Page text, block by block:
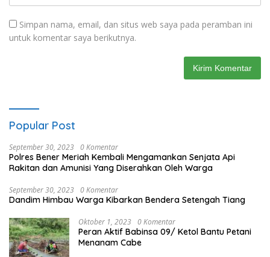
Simpan nama, email, dan situs web saya pada peramban ini
untuk komentar saya berikutnya.
Popular Post
September 30, 2023 0 Komentar
Polres Bener Meriah Kembali Mengamankan Senjata Api
Rakitan dan Amunisi Yang Diserahkan Oleh Warga
September 30, 2023 0 Komentar
Dandim Himbau Warga Kibarkan Bendera Setengah Tiang
Oktober 1, 2023 0 Komentar
Peran Aktif Babinsa 09/ Ketol Bantu Petani
Menanam Cabe